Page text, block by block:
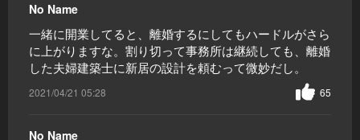
No Name
一緒に開業してると、離婚するにしてもハードルがさら
に上がりますな。割り切って事務所は継続しても、離婚
した夫婦建築士に新居の設計を頼むって微妙だし。
2021/04/21 05:28 65
No Name